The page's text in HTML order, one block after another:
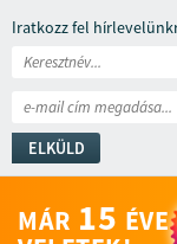
Iratkozz fel
ELKÜLD
MÁR 15 ÉVE